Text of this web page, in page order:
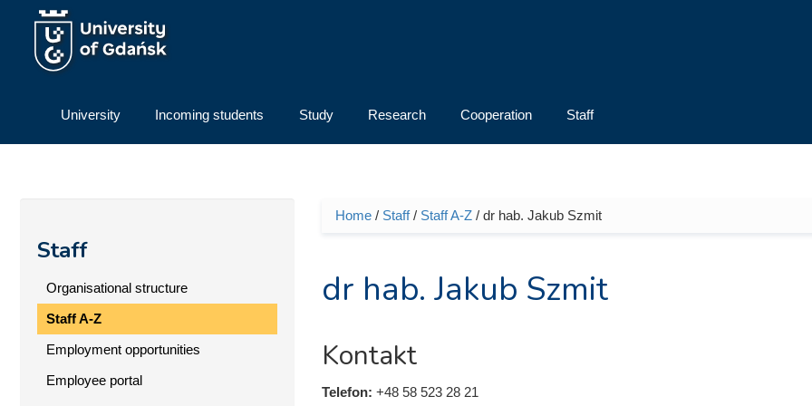
Skip to main content
University Incoming students Study Research Cooperation Staff
Staff
Organisational structure
Staff A-Z
Employment opportunities
Employee portal
You are here
Home/ Staff/ Staff A-Z/ dr hab. Jakub Szmit
dr hab. Jakub Szmit
Kontakt
Telefon: +48 58 523 28 21